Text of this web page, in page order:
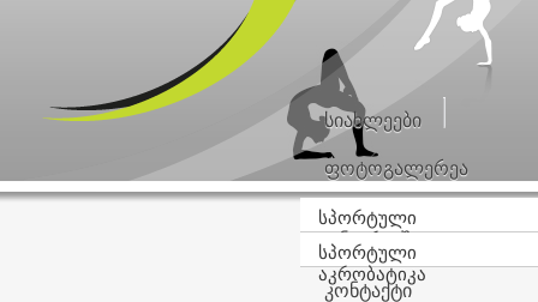
სიახლეები
ფოტოგალერეა
სპორტული
ტანვარჯიში
სპორტული
აკრობატიკა
კონტაქტი